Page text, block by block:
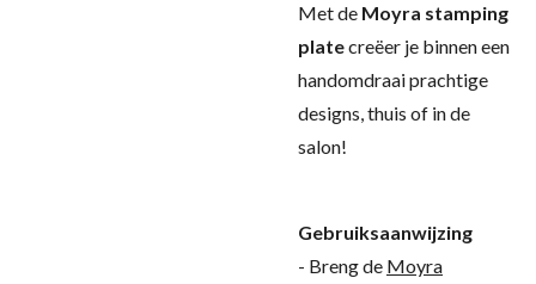
Met de Moyra stamping
platecreëer je binnen een
handomdraai prachtige
designs, thuis of in de
salon!
Gebruiksaanwijzing
- Breng de Moyra